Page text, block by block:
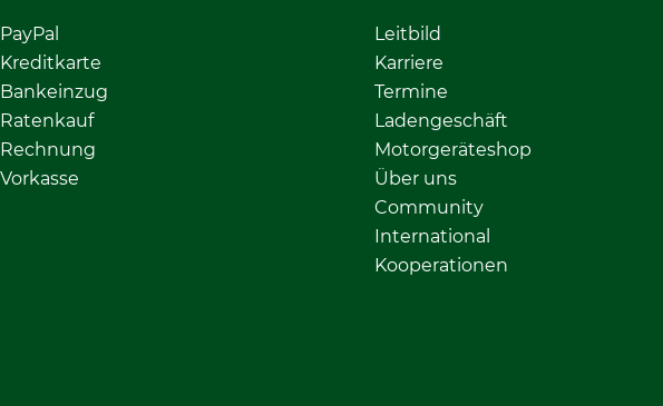
PayPal
Kreditkarte
Bankeinzug
Ratenkauf
Rechnung
Vorkasse
Leitbild
Karriere
Termine
Ladengeschäft
Motorgeräteshop
Über uns
Community
International
Kooperationen